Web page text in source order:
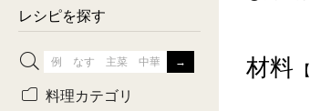
材料
レシピを探す
料理カテゴリ